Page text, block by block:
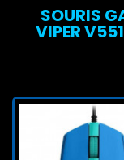
SOURIS
VIPER